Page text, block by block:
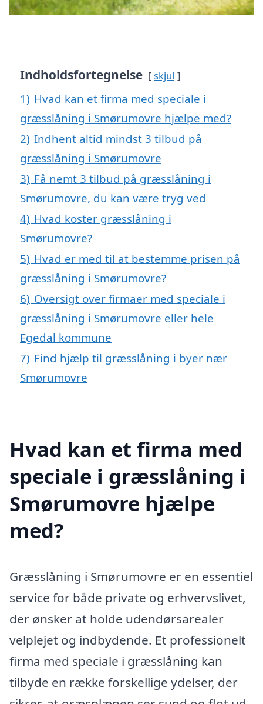
Indholdsfortegnelse skjul
1) Hvad kan et firma med speciale i
græsslåning i Smørumovre hjælpe med?
2) Indhent altid mindst 3 tilbud på
græsslåning i Smørumovre
3) Få nemt 3 tilbud på græsslåning i
Smørumovre, du kan være tryg ved
4) Hvad koster græsslåning i
Smørumovre?
5) Hvad er med til at bestemme prisen på
græsslåning i Smørumovre?
6) Oversigt over firmaer med speciale i
græsslåning i Smørumovre eller hele
Egedal kommune
7) Find hjælp til græsslåning i byer nær
Smørumovre
Hvad kan et firma med
speciale i græsslåning i
Smørumovre hjælpe
med?
Græsslåning i Smørumovre er en essentiel
service for både private og erhvervslivet,
der ønsker at holde udendørsarealer
velplejet og indbydende. Et professionelt
firma med speciale i græsslåning kan
tilbyde en række forskellige ydelser, der